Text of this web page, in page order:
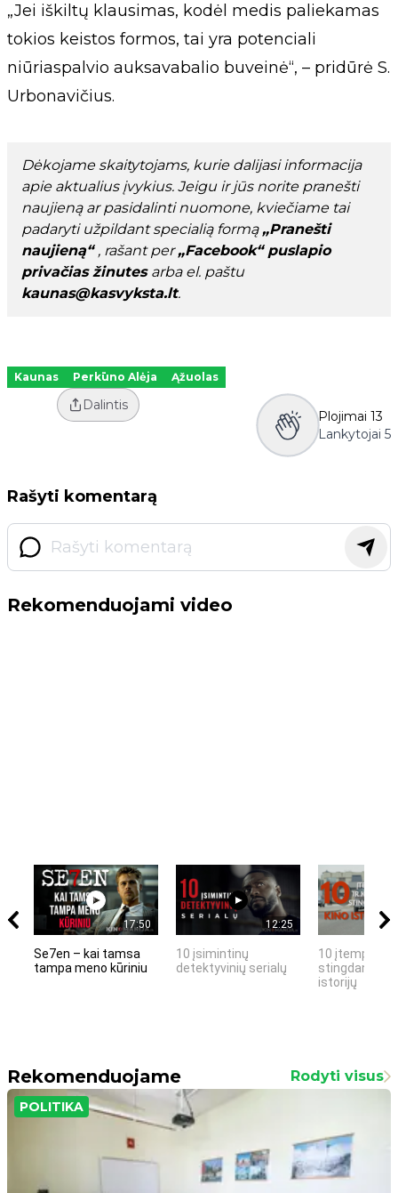
„Jei iškiltų klausimas, kodėl medis paliekamas
tokios keistos formos, tai yra potenciali
niūriaspalvio auksavabalio buveinė“, – pridūrė S.
Urbonavičius.
Dėkojame skaitytojams, kurie dalijasi informacija
apie aktualius įvykius. Jeigu ir jūs norite pranešti
naujieną ar pasidalinti nuomone, kviečiame tai
padaryti užpildant specialią formą „Pranešti
naujieną“ , rašant per„Facebook“ puslapio
privačias žinutes arba el. paštu
kaunas@kasvyksta.lt.
Kaunas Perkūno Alėja Ąžuolas
Dalintis
Plojimai 13
Lankytojai 5
Rašyti komentarą
Rekomenduojami video
17:50
Se7en – kai tamsa
tampa meno kūriniu
12:25
10 įsimintinų
detektyvinių serialų
10 įtemptų,
stingdančių
istorijų
Rekomenduojame Rodyti visus
POLITIKA